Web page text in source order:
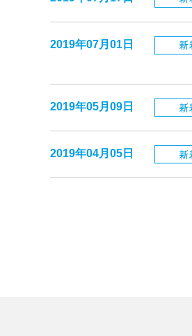
2019年07月01日 新
2019年05月09日 新
2019年04月05日 新